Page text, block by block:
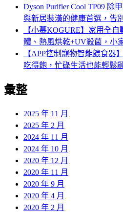
Dyson Purifier Cool TP09 除
與新居裝潢的健康首選，告
【小慕KOGURE】家用全
體、熱風烘乾+UV殺菌，小
【APP控制寵物智能餵食器
吃得飽，忙碌生活也能輕鬆
彙整
2025 年 11 月
2025 年 2 月
2024 年 11 月
2024 年 10 月
2020 年 12 月
2020 年 11 月
2020 年 9 月
2020 年 4 月
2020 年 2 月